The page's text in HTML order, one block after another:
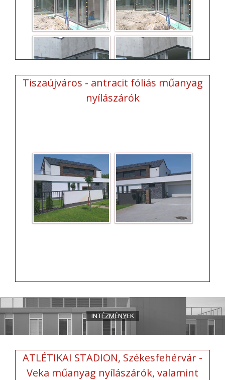
Tiszaújváros - antracit fóliás műanyag
nyílászárók
ATLÉTIKAI STADION, Székesfehérvár -
Veka műanyag nyílászárók, valamint